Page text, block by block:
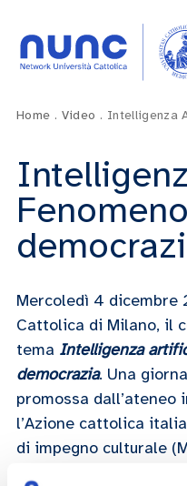
Home . Video . Intelligenza
Mercoledì 4 dicembre
Cattolica di Milano, il
tema Intelligenza
democrazia. Una
promossa dall’ateneo
l’Azione cattolica
di impegno culturale
cattolici Italiani